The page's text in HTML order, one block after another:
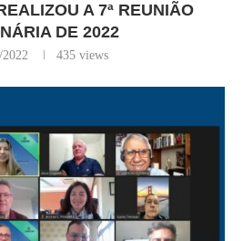
A 7ª REUNIÃO
DE 2022
435 views